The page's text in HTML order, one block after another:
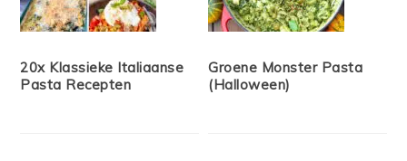
20x Klassieke Italiaanse
Pasta Recepten
Groene Monster Pasta
(Halloween)